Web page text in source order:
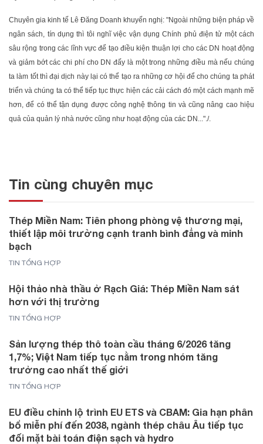
Chuyên gia kinh tế Lê Đăng Doanh khuyến nghị: "Ngoài những biện pháp về
ngân sách, tín dụng thì tôi nghĩ việc vận dụng Chính phủ điện tử một cách
sâu rộng trong các lĩnh vực để tạo điều kiện thuận lợi cho các DN hoạt động
và giảm bớt các chi phí cho DN đấy là một trong những điều mà nếu chúng
ta làm tốt thì đại dịch này lại có thể tạo ra những cơ hội để cho chúng ta phát
triển và chúng ta có thể tiếp tục thực hiện các cải cách đó một cách mạnh mẽ
hơn, để có thể tận dụng được công nghệ thông tin và cũng nâng cao hiệu
quả của quản lý nhà nước cũng như hoạt động của các DN..."./.
Tin cùng chuyên mục
Thép Miền Nam: Tiên phong phòng vệ thương mại,
thiết lập môi trường cạnh tranh bình đẳng và minh
bạch
TIN TỔNG HỢP
Hội thảo nhà thầu ở Rạch Giá: Thép Miền Nam sát
hơn với thị trường
TIN TỔNG HỢP
Sản lượng thép thô toàn cầu tháng 6/2026 tăng
1,7%; Việt Nam tiếp tục nằm trong nhóm tăng
trưởng cao nhất thế giới
TIN TỔNG HỢP
EU điều chỉnh lộ trình EU ETS và CBAM: Gia hạn phân
bổ miễn phí đến 2038, ngành thép châu Âu tiếp tục
đối mặt bài toán điện sạch và hydro